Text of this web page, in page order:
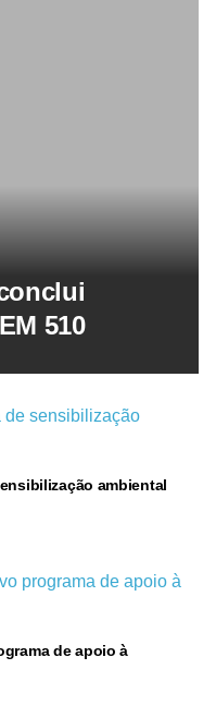
510
ambiental
de apoio à